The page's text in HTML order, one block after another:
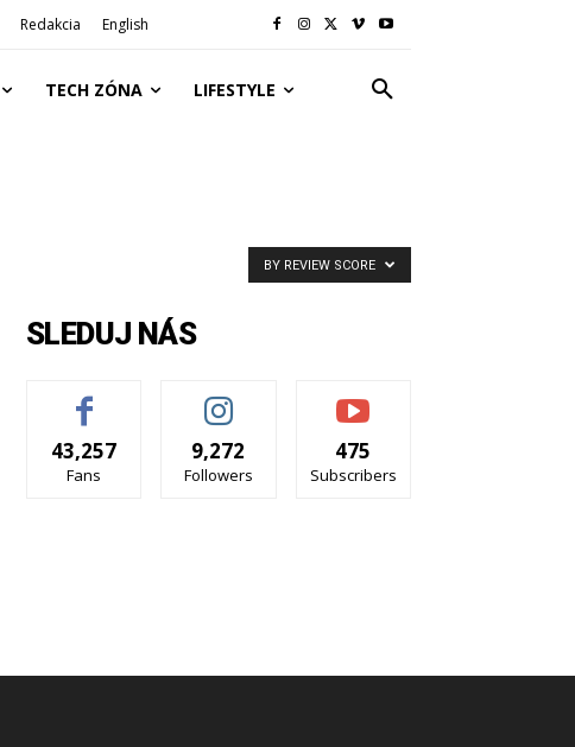
Redakcia English
TECH ZÓNA LIFESTYLE
BY REVIEW SCORE
SLEDUJ NÁS
43,257
Fans
9,272
Followers
475
Subscribers